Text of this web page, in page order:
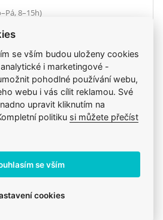
8–15h)
kategoriích5
a hygiena
veterináři
se vším budou uloženy cookies
i marketingové -
pohodlné používání webu,
webu i vás cílit reklamou. Své
upravit kliknutím na
politiku si můžete přečíst
se vším
cookies